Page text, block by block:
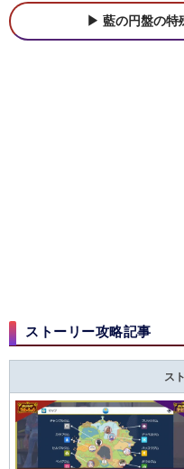
藍の円盤の特
ストーリー攻略記事
ス